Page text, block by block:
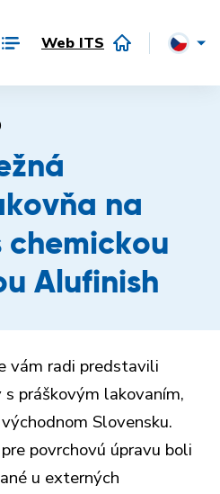
Web ITS
na
chemickou
Alufinish
vám radi predstavili
práškovým lakovaním,
Slovensku.
povrchovú úpravu boli
u externých